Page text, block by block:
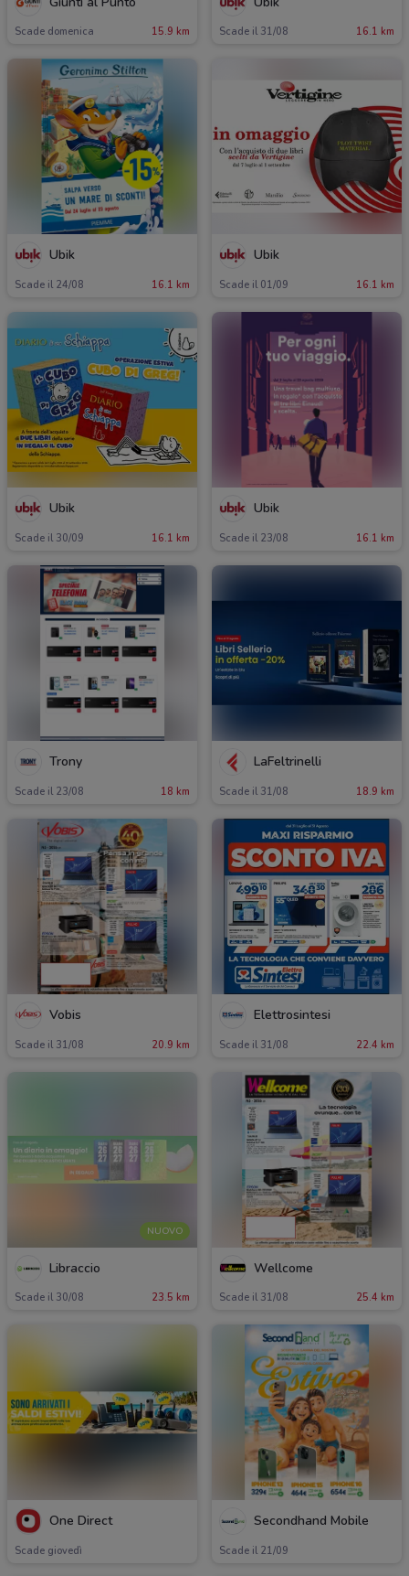
Scade domenica 15.9 km Scade il 31/08 16.1 km
Ubik
Scade il 24/08 16.1 km
Ubik
Scade il 01/09 16.1 km
Ubik
Scade il 30/09 16.1 km
Ubik
Scade il 23/08 16.1 km
Trony
Scade il 23/08 18 km
LaFeltrinelli
Scade il 31/08 18.9 km
Vobis
Scade il 31/08 20.9 km
Elettrosintesi
Scade il 31/08 22.4 km
NUOVO
Libraccio
Scade il 30/08 23.5 km
Wellcome
Scade il 31/08 25.4 km
One Direct
Scade giovedì
Secondhand Mobile
Scade il 21/09